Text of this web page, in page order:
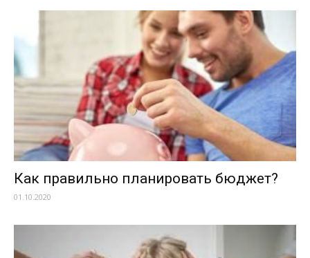
Как правильно планировать бюджет?
01.10.2020